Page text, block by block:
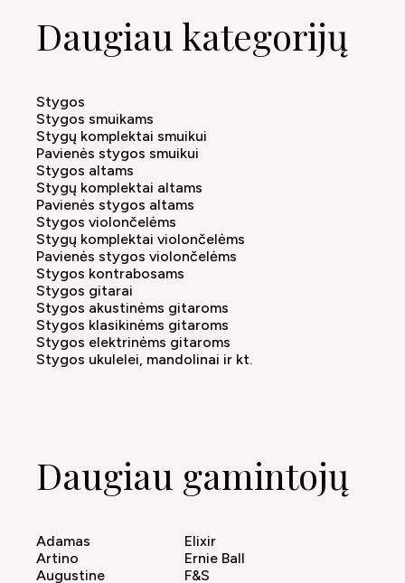
Daugiau kategorijų
Stygos
Stygos smuikams
Stygų komplektai smuikui
Pavienės stygos smuikui
Stygos altams
Stygų komplektai altams
Pavienės stygos altams
Stygos violončelėms
Stygų komplektai violončelėms
Pavienės stygos violončelėms
Stygos kontrabosams
Stygos gitarai
Stygos akustinėms gitaroms
Stygos klasikinėms gitaroms
Stygos elektrinėms gitaroms
Stygos ukulelei, mandolinai ir kt.
Daugiau gamintojų
Adamas
Artino
Augustine
Elixir
Ernie Ball
F&S